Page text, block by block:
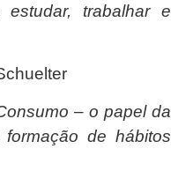
trabalhar e
– o papel da
de hábitos